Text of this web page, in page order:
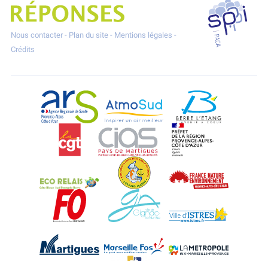
Projet Réponses - Réduire les POllutioNs en Santé Environnement
Nous contacter- Plan du site- Mentions légales -
Crédits
SPPPI
ARS Paca AtmoSud Berre l'Etang
CIAS
Eco-Relais Côte BleueEtang marin
Force Ouvrière Gignac-la-Nerthe